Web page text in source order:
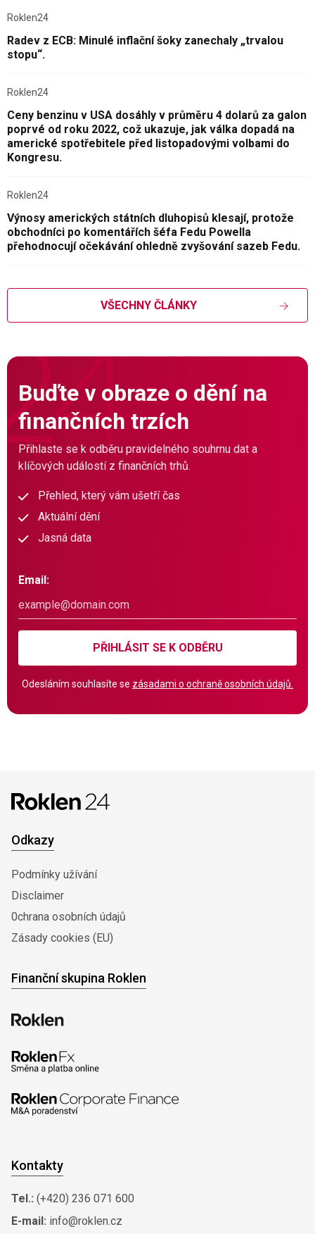
Roklen24
Radev z ECB: Minulé inflační šoky zanechaly „trvalou
stopu“.
Roklen24
Ceny benzinu v USA dosáhly v průměru 4 dolarů za galon
poprvé od roku 2022, což ukazuje, jak válka dopadá na
americké spotřebitele před listopadovými volbami do
Kongresu.
Roklen24
Výnosy amerických státních dluhopisů klesají, protože
obchodníci po komentářích šéfa Fedu Powella
přehodnocují očekávání ohledně zvyšování sazeb Fedu.
VŠECHNY ČLÁNKY
Buďte v obraze o dění na
finančních trzích
Přihlaste se k odběru pravidelného souhrnu dat a
klíčových událostí z finančních trhů.
Přehled, který vám ušetří čas
Aktuální dění
Jasná data
Email:
PŘIHLÁSIT SE K ODBĚRU
Odesláním souhlasíte se zásadami o ochraně osobních údajů.
Odkazy
Podmínky užívání
Disclaimer
0chrana osobních údajů
Zásady cookies (EU)
Finanční skupina Roklen
Kontakty
Tel.: (+420) 236 071 600
E-mail: info@roklen.cz